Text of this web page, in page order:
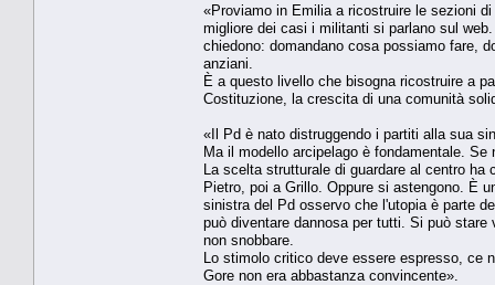
«Proviamo in Emilia a ricostruire le sezioni
migliore dei casi i militanti si parlano sul
chiedono: domandano cosa possiamo fare,
anziani.
È a questo livello che bisogna ricostruire a
Costituzione, la crescita di una comunità
«Il Pd è nato distruggendo i partiti alla sua
Ma il modello arcipelago è fondamentale.
La scelta strutturale di guardare al centro
Pietro, poi a Grillo. Oppure si astengono. È
sinistra del Pd osservo che l'utopia è parte
può diventare dannosa per tutti. Si può
non snobbare.
Lo stimolo critico deve essere espresso, ce
Gore non era abbastanza convincente».